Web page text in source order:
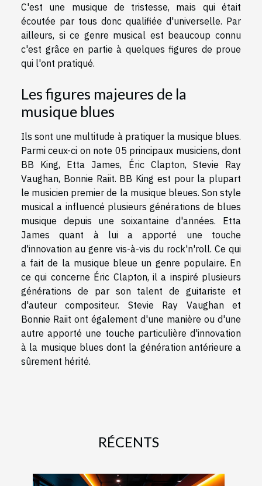
C'est une musique de tristesse, mais qui était
écoutée par tous donc qualifiée d'universelle. Par
ailleurs, si ce genre musical est beaucoup connu
c'est grâce en partie à quelques figures de proue
qui l'ont pratiqué.
Les figures majeures de la
musique blues
Ils sont une multitude à pratiquer la musique blues.
Parmi ceux-ci on note 05 principaux musiciens, dont
BB King, Etta James, Éric Clapton, Stevie Ray
Vaughan, Bonnie Raiit. BB King est pour la plupart
le musicien premier de la musique bleues. Son style
musical a influencé plusieurs générations de blues
musique depuis une soixantaine d'années. Etta
James quant à lui a apporté une touche
d'innovation au genre vis-à-vis du rock'n'roll. Ce qui
a fait de la musique bleue un genre populaire. En
ce qui concerne Éric Clapton, il a inspiré plusieurs
générations de par son talent de guitariste et
d'auteur compositeur. Stevie Ray Vaughan et
Bonnie Raiit ont également d'une manière ou d'une
autre apporté une touche particulière d'innovation
à la musique blues dont la génération antérieure a
sûrement hérité.
RÉCENTS